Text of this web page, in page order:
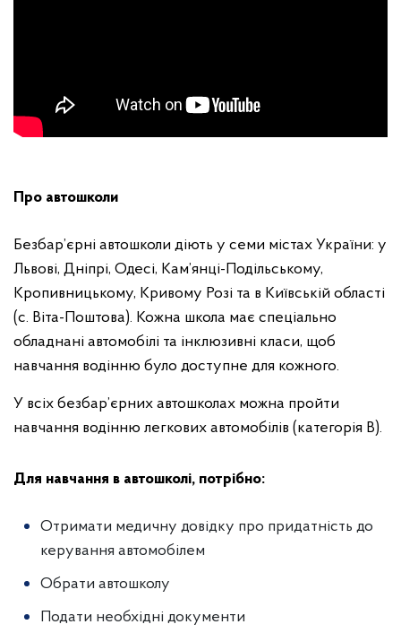
Про автошколи
Безбар’єрні автошколи діють у семи містах України: у
Львові, Дніпрі, Одесі, Кам’янці-Подільському,
Кропивницькому, Кривому Розі та в Київській області
(с. Віта-Поштова). Кожна школа має спеціально
обладнані автомобілі та інклюзивні класи, щоб
навчання водінню було доступне для кожного.
У всіх безбар’єрних автошколах можна пройти
навчання водінню легкових автомобілів (категорія B).
Для навчання в автошколі, потрібно:
Отримати медичну довідку про придатність до
керування автомобілем
Обрати автошколу
Подати необхідні документи